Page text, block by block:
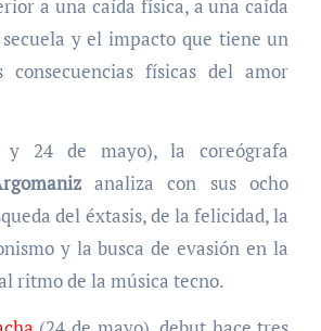
a una caída física, a una caída
y el impacto que tiene un
consecuencias físicas del amor
y 24 de mayo), la coreógrafa
analiza con sus ocho
del éxtasis, de la felicidad, la
y la busca de evasión en la
ritmo de la música tecno.